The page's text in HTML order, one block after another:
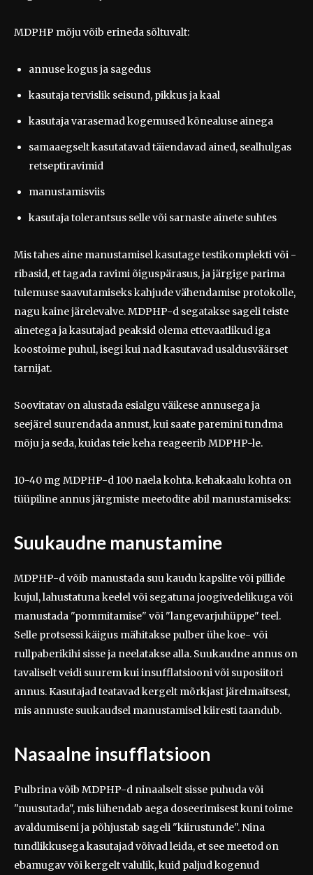
MDPHP mõju võib erineda sõltuvalt:
annuse kogus ja sagedus
kasutaja tervislik seisund, pikkus ja kaal
kasutaja varasemad kogemused kõnealuse ainega
samaaegselt kasutatavad täiendavad ained, sealhulgas
retseptiravimid
manustamisviis
kasutaja tolerantsus selle või sarnaste ainete suhtes
Mis tahes aine manustamisel kasutage testikomplekti või -
ribasid, et tagada ravimi õiguspärasus, ja järgige parima
tulemuse saavutamiseks kahjude vähendamise protokolle,
nagu kaine järelevalve. MDPHP-d segatakse sageli teiste
ainetega ja kasutajad peaksid olema ettevaatlikud iga
koostoime puhul, isegi kui nad kasutavad usaldusväärset
tarnijat.
Soovitatav on alustada esialgu väikese annusega ja
seejärel suurendada annust, kui saate paremini tundma
mõju ja seda, kuidas teie keha reageerib MDPHP-le.
10-40 mg MDPHP-d 100 naela kohta. kehakaalu kohta on
tüüpiline annus järgmiste meetodite abil manustamiseks:
Suukaudne manustamine
MDPHP-d võib manustada suu kaudu kapslite või pillide
kujul, lahustatuna keelel või segatuna joogivedelikuga või
manustada "pommitamise" või "langevarjuhüppe" teel.
Selle protsessi käigus mähitakse pulber ühe koe- või
rullpaberikihi sisse ja neelatakse alla. Suukaudne annus on
tavaliselt veidi suurem kui insufflatsiooni või suposiitori
annus. Kasutajad teatavad kergelt mõrkjast järelmaitsest,
mis annuste suukaudsel manustamisel kiiresti taandub.
Nasaalne insufflatsioon
Pulbrina võib MDPHP-d ninaalselt sisse puhuda või
"nuusutada", mis lühendab aega doseerimisest kuni toime
avaldumiseni ja põhjustab sageli "kiirustunde". Nina
tundlikkusega kasutajad võivad leida, et see meetod on
ebamugav või kergelt valulik, kuid paljud kogenud